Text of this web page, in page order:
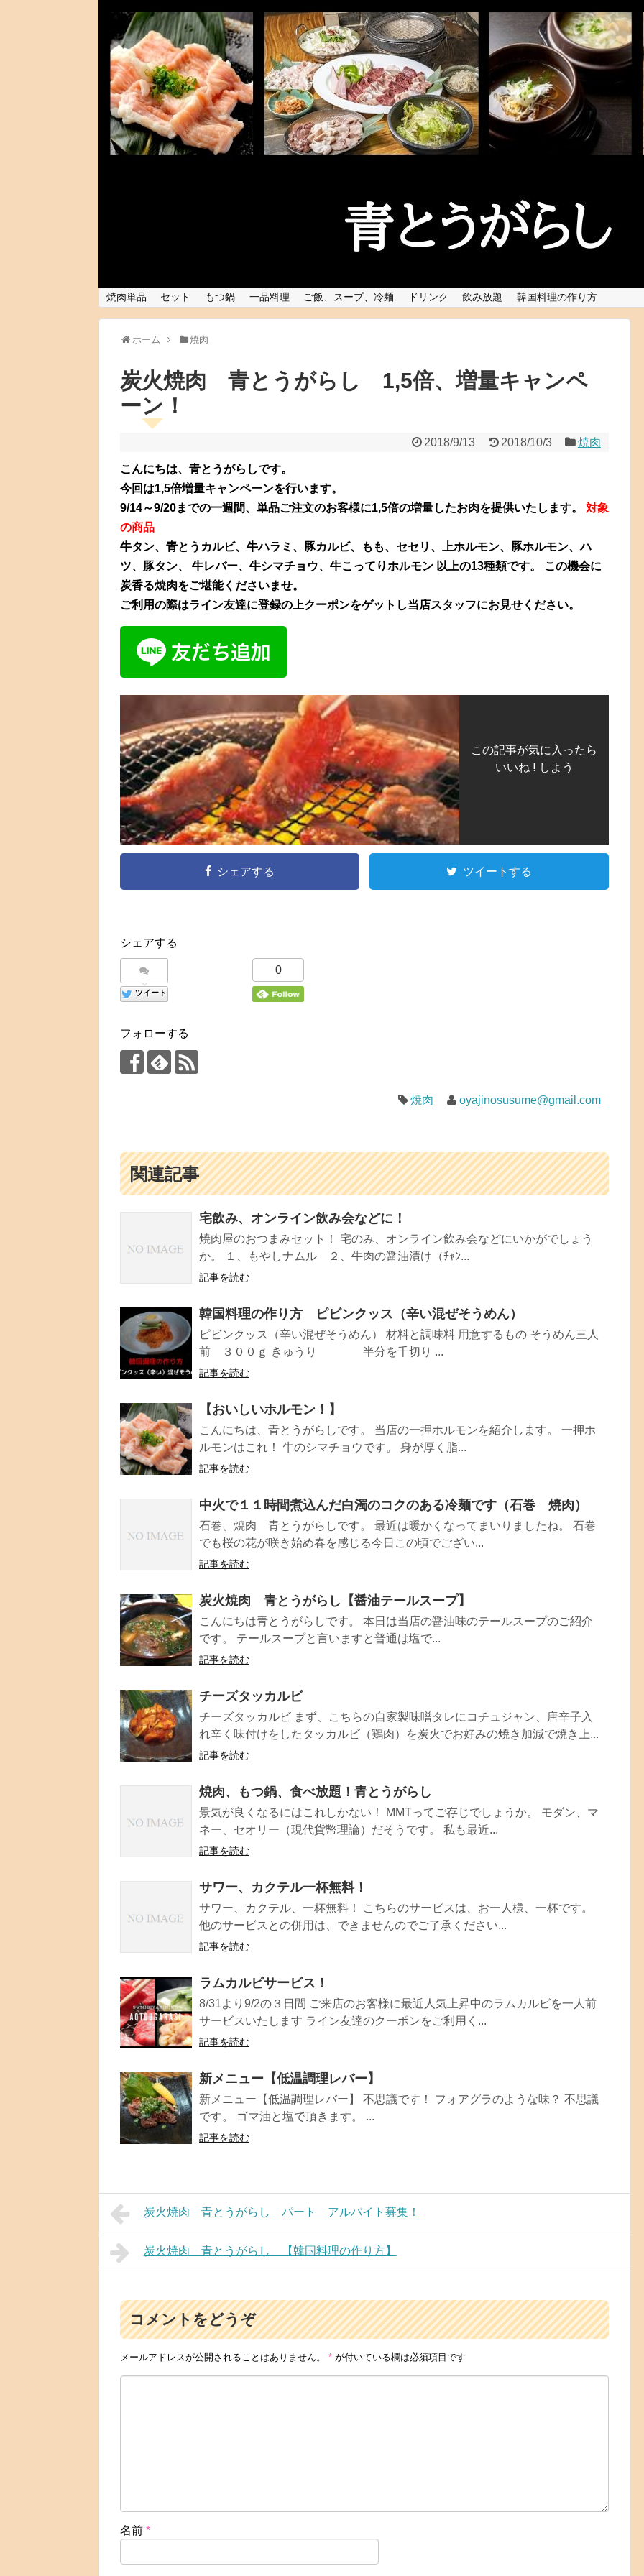
焼肉単品 セット もつ鍋 一品料理 ご飯、スープ、冷麺 ドリンク 飲み放題 韓国料理の作り方
ホーム 焼肉
炭火焼肉 青とうがらし 1,5倍、増量キャンペ
ーン！
2018/9/13 2018/10/3 焼肉
こんにちは、青とうがらしです。
今回は1,5倍増量キャンペーンを行います。
9/14～9/20までの一週間、単品ご注文のお客様に1,5倍の増量したお肉を提供いたします。 対象
の商品
牛タン、青とうカルビ、牛ハラミ、豚カルビ、もも、セセリ、上ホルモン、豚ホルモン、ハ
ツ、豚タン、 牛レバー、牛シマチョウ、牛こってりホルモン 以上の13種類です。 この機会に
炭香る焼肉をご堪能くださいませ。
ご利用の際はライン友達に登録の上クーポンをゲットし当店スタッフにお見せください。
この記事が気に入ったら
いいね ! しよう
シェアする ツイートする
シェアする
ツイート
0
フォローする
焼肉 oyajinosusume@gmail.com
関連記事
宅飲み、オンライン飲み会などに！
焼肉屋のおつまみセット！ 宅のみ、オンライン飲み会などにいかがでしょう
か。 １、もやしナムル ２、牛肉の醤油漬け（ﾁｬﾝ...
記事を読む
韓国料理の作り方 ピビンクッス（辛い混ぜそうめん）
ピビンクッス（辛い混ぜそうめん） 材料と調味料 用意するもの そうめん三人
前 ３００ｇ きゅうり 半分を千切り ...
記事を読む
【おいしいホルモン！】
こんにちは、青とうがらしです。 当店の一押ホルモンを紹介します。 一押ホ
ルモンはこれ！ 牛のシマチョウです。 身が厚く脂...
記事を読む
中火で１１時間煮込んだ白濁のコクのある冷麺です（石巻 焼肉）
石巻、焼肉 青とうがらしです。 最近は暖かくなってまいりましたね。 石巻
でも桜の花が咲き始め春を感じる今日この頃でござい...
記事を読む
炭火焼肉 青とうがらし【醤油テールスープ】
こんにちは青とうがらしです。 本日は当店の醤油味のテールスープのご紹介
です。 テールスープと言いますと普通は塩で...
記事を読む
チーズタッカルビ
チーズタッカルビ まず、こちらの自家製味噌タレにコチュジャン、唐辛子入
れ辛く味付けをしたタッカルビ（鶏肉）を炭火でお好みの焼き加減で焼き上...
記事を読む
焼肉、もつ鍋、食べ放題！青とうがらし
景気が良くなるにはこれしかない！ MMTってご存じでしょうか。 モダン、マ
ネー、セオリー（現代貨幣理論）だそうです。 私も最近...
記事を読む
サワー、カクテル一杯無料！
サワー、カクテル、一杯無料！ こちらのサービスは、お一人様、一杯です。
他のサービスとの併用は、できませんのでご了承ください...
記事を読む
ラムカルビサービス！
8/31より9/2の３日間 ご来店のお客様に最近人気上昇中のラムカルビを一人前
サービスいたします ライン友達のクーポンをご利用く...
記事を読む
新メニュー【低温調理レバー】
新メニュー【低温調理レバー】 不思議です！ フォアグラのような味？ 不思議
です。 ゴマ油と塩で頂きます。 ...
記事を読む
炭火焼肉 青とうがらし パート アルバイト募集！
炭火焼肉 青とうがらし 【韓国料理の作り方】
コメントをどうぞ
メールアドレスが公開されることはありません。 * が付いている欄は必須項目です
名前 *